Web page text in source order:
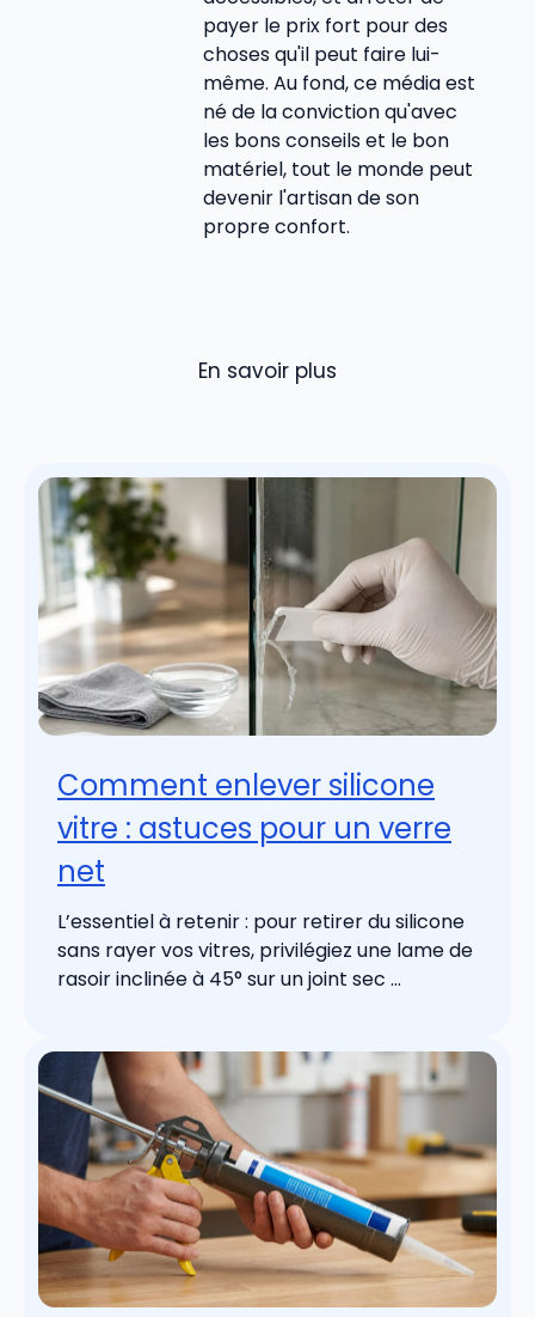
payer le prix fort pour des
choses qu'il peut faire lui-
même. Au fond, ce média est
né de la conviction qu'avec
les bons conseils et le bon
matériel, tout le monde peut
devenir l'artisan de son
propre confort.
En savoir plus
Comment enlever silicone
vitre : astuces pour un verre
net
L’essentiel à retenir : pour retirer du silicone
sans rayer vos vitres, privilégiez une lame de
rasoir inclinée à 45° sur un joint sec ...